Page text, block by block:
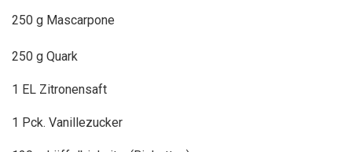
250 g Mascarpone
250 g Quark
1 EL Zitronensaft
1 Pck. Vanillezucker